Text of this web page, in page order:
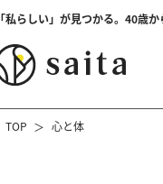
「私らしい」が見つかる。40歳
TOP 心と体